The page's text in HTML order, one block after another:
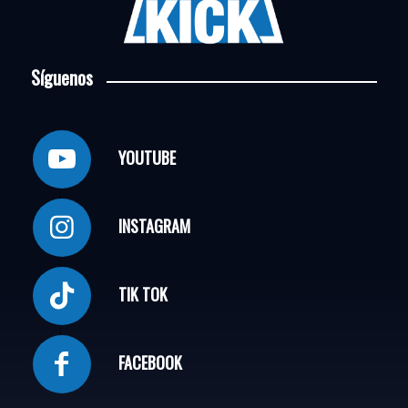
Síguenos
YOUTUBE
INSTAGRAM
TIK TOK
FACEBOOK